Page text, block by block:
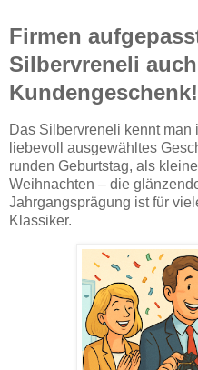
Firmen
Silbervreneli
Kundengeschenk!
Das Silbervreneli kennt
liebevoll ausgewähltes
runden Geburtstag, als
Weihnachten – die
Jahrgangsprägung ist für
Klassiker.